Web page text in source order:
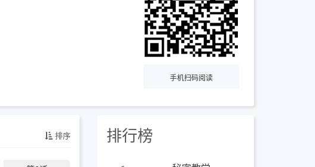
手机扫码阅读
排序 排行榜